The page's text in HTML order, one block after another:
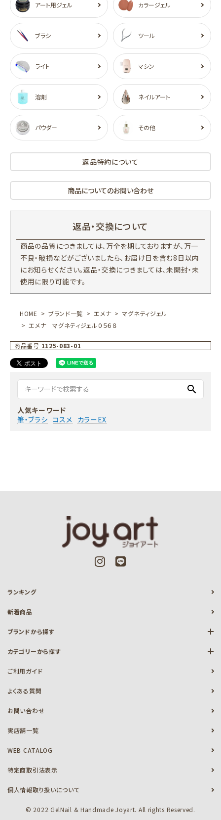
アート用ジェル カラージェル
ブラシ ツール
ライト マシン
溶剤 ネイルアート
パウダー その他
返品特約について
商品についてのお問い合わせ
返品・交換について
商品の品質につきましては、万全を期しておりますが、万一
不良・破損などがございましたら、お届け日を含む8日以内
にお知らせください。返品・交換につきましては、未開封・未
使用に限り可能です。
HOME ブランド一覧 エメナ
マグネティジェル
エメナ マグネティジェル０５６８
商品番号 1125-083-01
search
人気キーワード
筆・ブラシ コスメ カラーEX
ランキング
新着商品
ブランドから探す
カテゴリーから探す
ご利用ガイド
よくある質問
お問い合わせ
実店舗一覧
WEB CATALOG
特定商取引法表示
個人情報取り扱いについて
© 2022 GelNail & Handmade Joyart. All rights Reserved.